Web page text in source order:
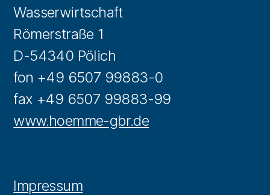
Wasserwirtschaft
Römerstraße 1
D-54340 Pölich
fon +49 6507 99883-0
fax +49 6507 99883-99
www.hoemme-gbr.de
Impressum